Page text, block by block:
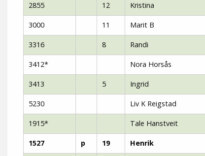
2855 12 Kristina
3000 11 Marit B
3316 8 Randi
3412* Nora Horsås
3413 5 Ingrid
5230 Liv K Reigstad
1915* Tale Hanstveit
1527 p 19 Henrik